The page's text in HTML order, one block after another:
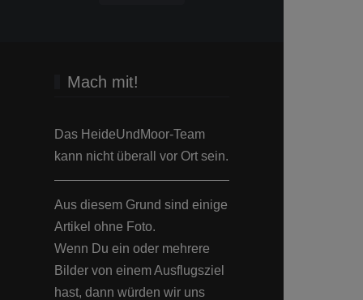
Mach mit!
Das HeideUndMoor-Team
kann nicht überall vor Ort sein.
Aus diesem Grund sind einige
Artikel ohne Foto.
Wenn Du ein oder mehrere
Bilder von einem Ausflugsziel
hast, dann würden wir uns